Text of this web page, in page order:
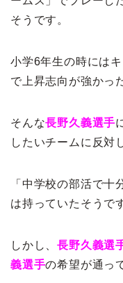
そうです。
小学6年生の時には
で上昇志向が強かっ
そんな長野久義選手
したいチームに反対
「中学校の部活で十
は持っていたそうで
しかし、長野久義選
義選手の希望が通っ